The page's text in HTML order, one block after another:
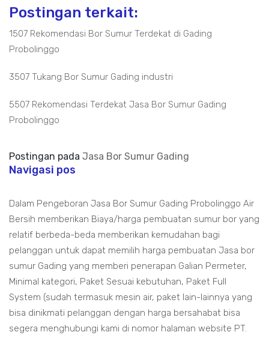
Postingan terkait:
1507 Rekomendasi Bor Sumur Terdekat di Gading
Probolinggo
3507 Tukang Bor Sumur Gading industri
5507 Rekomendasi Terdekat Jasa Bor Sumur Gading
Probolinggo
Postingan pada Jasa Bor Sumur Gading
Navigasi pos
Dalam Pengeboran Jasa Bor Sumur Gading Probolinggo Air
Bersih memberikan Biaya/harga pembuatan sumur bor yang
relatif berbeda-beda memberikan kemudahan bagi
pelanggan untuk dapat memilih harga pembuatan Jasa bor
sumur Gading yang memberi penerapan Galian Permeter,
Minimal kategori, Paket Sesuai kebutuhan, Paket Full
System (sudah termasuk mesin air, paket lain-lainnya yang
bisa dinikmati pelanggan dengan harga bersahabat bisa
segera menghubungi kami di nomor halaman website PT.